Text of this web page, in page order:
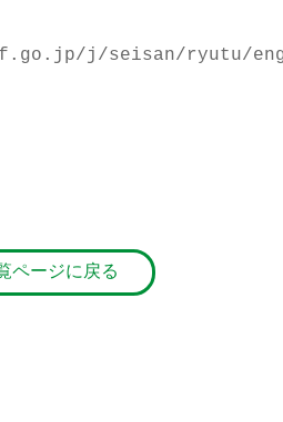
j/seisan/ryutu/
ージに戻る